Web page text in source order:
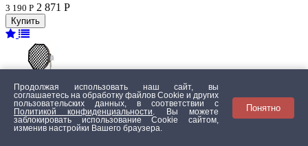
3 190 Р 2 871 Р
Продолжая использовать наш сайт, вы
соглашаетесь на обработку файлов Сookie и других
пользовательских данных, в соответствии с
Политикой конфиденциальности
. Вы можете
заблокировать использование Cookie сайтом,
изменив настройки Вашего браузера.
Понятно